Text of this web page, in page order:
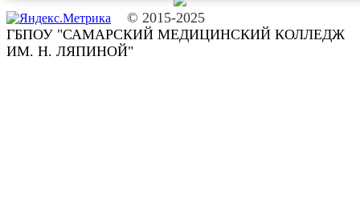
© 2015-2025
ГБПОУ "САМАРСКИЙ МЕДИЦИНСКИЙ КОЛЛЕДЖ
ИМ. Н. ЛЯПИНОЙ"